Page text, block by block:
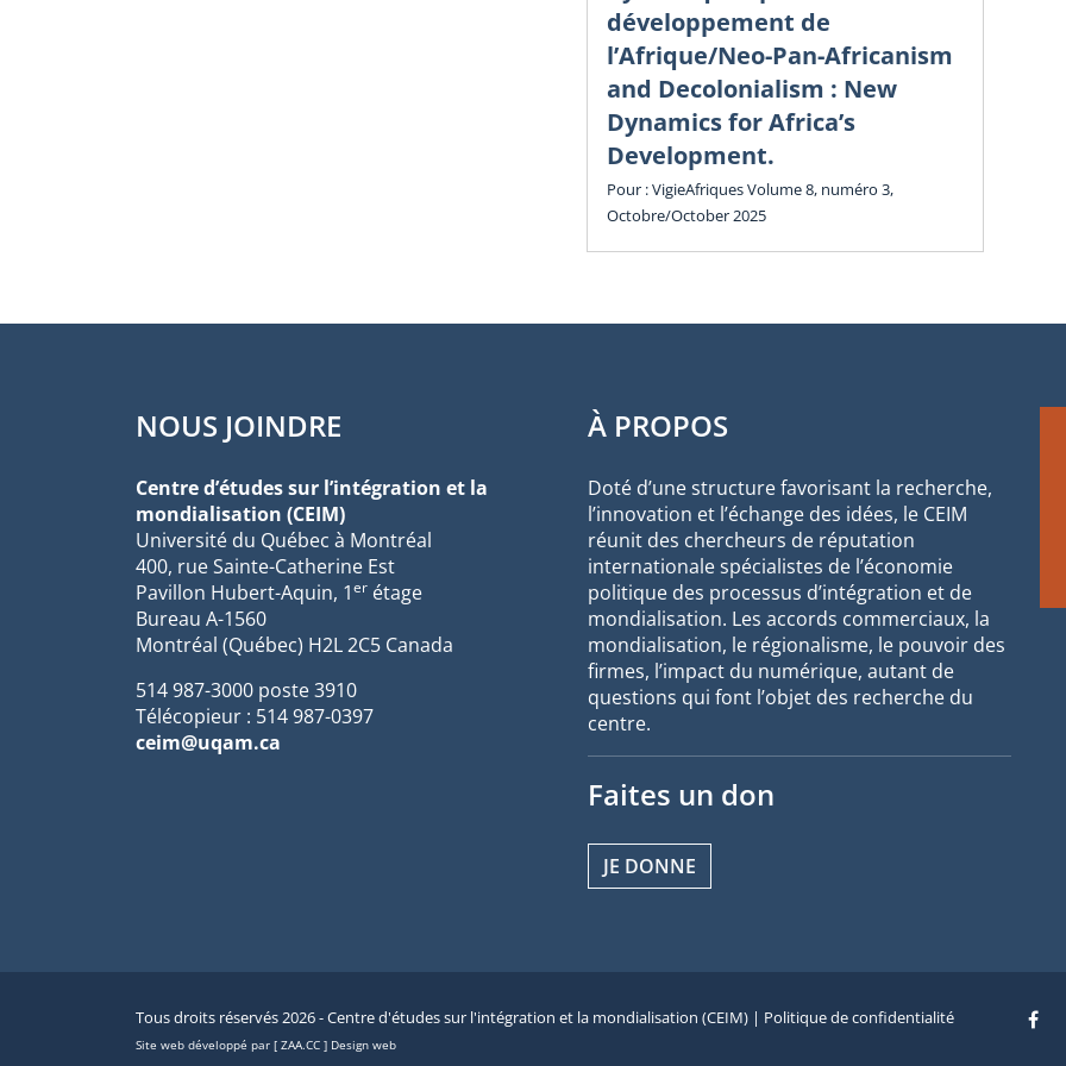
développement de
l’Afrique/Neo-Pan-Africanism
and Decolonialism : New
Dynamics for Africa’s
Development.
Pour : VigieAfriques Volume 8, numéro 3,
Octobre/October 2025
NOUS JOINDRE
Centre d’études sur l’intégration et la
mondialisation (CEIM)
Université du Québec à Montréal
400, rue Sainte-Catherine Est
Pavillon Hubert-Aquin, 1er étage
Bureau A-1560
Montréal (Québec) H2L 2C5 Canada
514 987-3000 poste 3910
Télécopieur : 514 987-0397
ceim@uqam.ca
À PROPOS
Doté d’une structure favorisant la recherche,
l’innovation et l’échange des idées, le CEIM
réunit des chercheurs de réputation
internationale spécialistes de l’économie
politique des processus d’intégration et de
mondialisation. Les accords commerciaux, la
mondialisation, le régionalisme, le pouvoir des
firmes, l’impact du numérique, autant de
questions qui font l’objet des recherche du
centre.
Faites un don
JE DONNE
Tous droits réservés 2026 - Centre d'études sur l'intégration et la mondialisation (CEIM) | Politique de confidentialité
Site web développé par [ ZAA.CC ] Design web